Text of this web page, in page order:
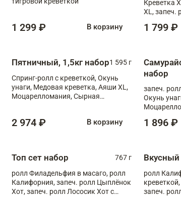
1 299 ₽ В корзину
Креветка
XL, запеч.
1 799 ₽
Пятничный, 1,5кг набор1 595 г
Спринг-ролл с креветкой, Окунь
унаги, Медовая креветка, Аяши XL,
Моцарелломания, Сырная
2 974 ₽ В корзину
набор
запеч.
Окунь
1 896 ₽
Топ сет набор
767 г
ролл Филадельфия в масаго, ролл
Калифорния, запеч. ролл Цыплёнок
Хот, запеч. ролл Лососик Хот с
Вкусный
ролл
запеч.